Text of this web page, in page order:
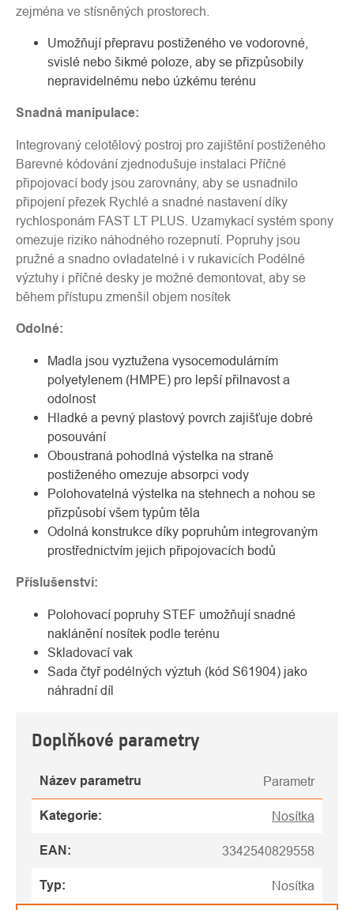
zejména ve stísněných prostorech.
Umožňují přepravu postiženého ve vodorovné,
svislé nebo šikmé poloze, aby se přizpůsobily
nepravidelnému nebo úzkému terénu
Snadná manipulace:
Integrovaný celotělový postroj pro zajištění postiženého
Barevné kódování zjednodušuje instalaci Příčné
připojovací body jsou zarovnány, aby se usnadnilo
připojení přezek Rychlé a snadné nastavení díky
rychlosponám FAST LT PLUS. Uzamykací systém spony
omezuje riziko náhodného rozepnutí. Popruhy jsou
pružné a snadno ovladatelné i v rukavicích Podélné
výztuhy i příčné desky je možné demontovat, aby se
během přístupu zmenšil objem nosítek
Odolné:
Madla jsou vyztužena vysocemodulárním
polyetylenem (HMPE) pro lepší přilnavost a
odolnost
Hladké a pevný plastový povrch zajišťuje dobré
posouvání
Oboustraná pohodlná výstelka na straně
postiženého omezuje absorpci vody
Polohovatelná výstelka na stehnech a nohou se
přizpůsobí všem typům těla
Odolná konstrukce díky popruhům integrovaným
prostřednictvím jejich připojovacích bodů
Příslušenství:
Polohovací popruhy STEF umožňují snadné
naklánění nosítek podle terénu
Skladovací vak
Sada čtyř podélných výztuh (kód S61904) jako
náhradní díl
Doplňkové parametry
Název parametru Parametr
Kategorie: Nosítka
EAN : 3342540829558
Typ: Nosítka